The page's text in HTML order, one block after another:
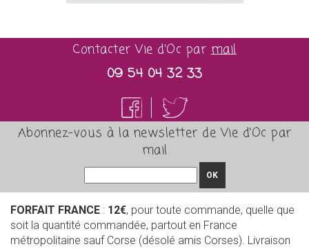
Contacter Vie d'Oc parmail
09 54 04 32 33
Abonnez-vous à la newsletter de Vie d'Oc par
mail
OK
FORFAIT FRANCE : 12€, pour toute commande, quelle que
soit la quantité commandée, partout en France
métropolitaine sauf Corse (désolé amis Corses). Livraison